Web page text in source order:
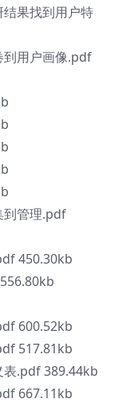
果找到用户特
用户画像.pdf
管理.pdf
450.30kb
600.52kb
517.81kb
.pdf 389.44kb
667.11kb